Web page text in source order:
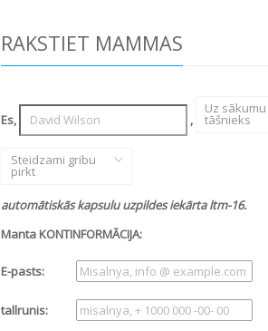
RAKSTIET MAMMAS
Es, ,
Uz sākumu
tāšnieks
Steidzami gribu
pirkt
automātiskās kapsulu uzpildes iekārta ltm-16.
Manta KONTINFORMĀCIJA:
E-pasts:
tallrunis: